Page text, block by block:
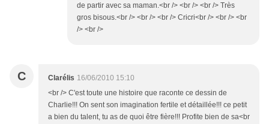
de partir avec sa maman.<br /> <br /> <br /> Très
gros bisous.<br /> <br /> <br /> Cricri<br /> <br /> <br
/> <br />
C Clarélis 16/06/2010 15:10
<br /> C'est toute une histoire que raconte ce dessin de
Charlie!!! On sent son imagination fertile et détaillée!!! ce petit
a bien du talent, tu as de quoi être fière!!! Profite bien de sa<br